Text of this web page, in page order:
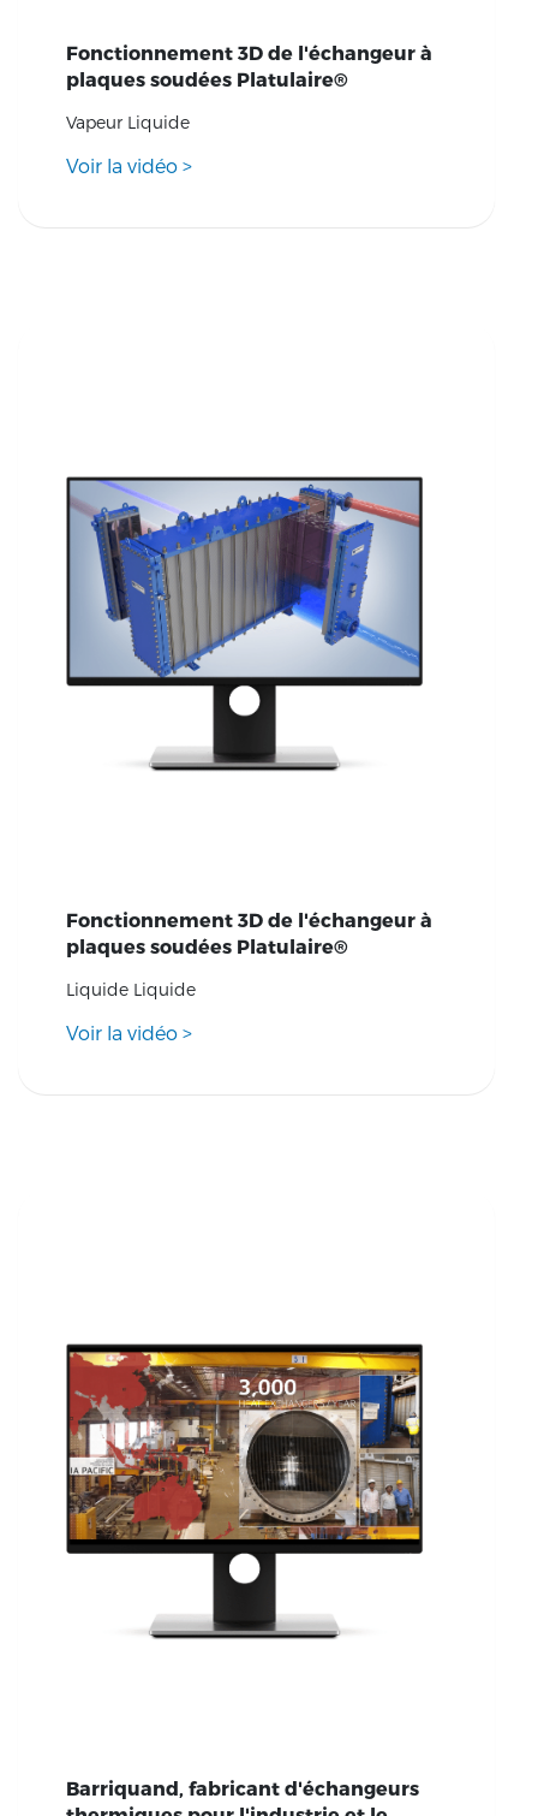
Fonctionnement 3D de l'échangeur à
plaques soudées Platulaire®
Vapeur Liquide
Voir la vidéo >
Fonctionnement 3D de l'échangeur à
plaques soudées Platulaire®
Liquide Liquide
Voir la vidéo >
Barriquand, fabricant d'échangeurs